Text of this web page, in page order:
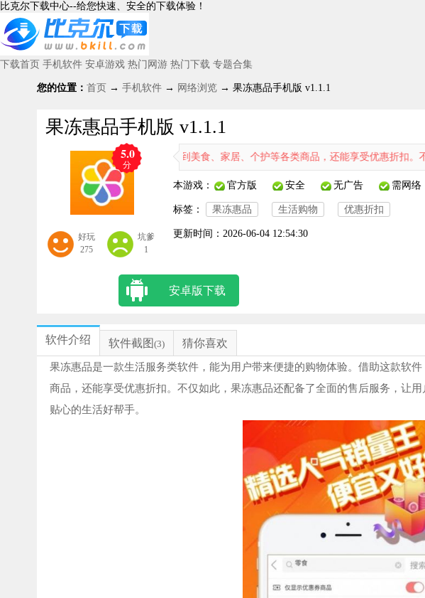
比克尔下载中心--给您快速、安全的下载体验！
下载首页 手机软件 安卓游戏 热门网游 热门下载 专题合集
您的位置： 首页 → 手机软件 → 网络浏览 → 果冻惠品手机版 v1.1.1
果冻惠品手机版 v1.1.1
5.0
分
好玩
275
坑爹
1
款软件，用户可以轻松搜索到美食、家居、个护等各类商品，还能享受优惠折扣。不仅如此
本游戏： 官方版 安全 无广告 需网络
标签： 果冻惠品 生活购物 优惠折扣
更新时间： 2026-06-04 12:54:30
安卓版下载
软件介绍 软件截图 (3) 猜你喜欢
果冻惠品是一款生活服务类软件，能为用户带来便捷的购物体验。借助这款软
商品，还能享受优惠折扣。不仅如此，果冻惠品还配备了全面的售后服务，让
贴心的生活好帮手。